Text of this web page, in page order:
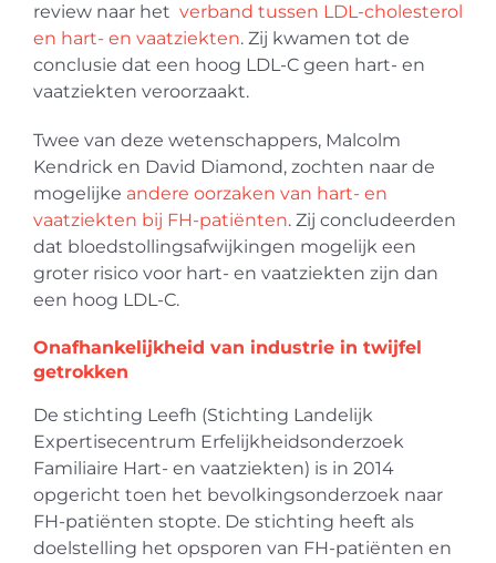
review naar het verband tussen LDL-cholesterol
en hart- en vaatziekten. Zij kwamen tot de
conclusie dat een hoog LDL-C geen hart- en
vaatziekten veroorzaakt.
Twee van deze wetenschappers, Malcolm
Kendrick en David Diamond, zochten naar de
mogelijke andere oorzaken van hart- en
vaatziekten bij FH-patiënten. Zij concludeerden
dat bloedstollingsafwijkingen mogelijk een
groter risico voor hart- en vaatziekten zijn dan
een hoog LDL-C.
Onafhankelijkheid van industrie in twijfel
getrokken
De stichting Leefh (Stichting Landelijk
Expertisecentrum Erfelijkheidsonderzoek
Familiaire Hart- en vaatziekten) is in 2014
opgericht toen het bevolkingsonderzoek naar
FH-patiënten stopte. De stichting heeft als
doelstelling het opsporen van FH-patiënten en